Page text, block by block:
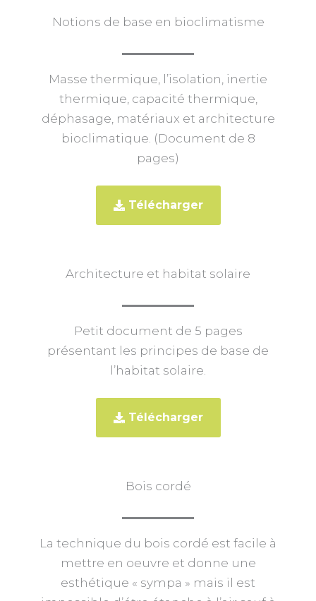
Notions de base en bioclimatisme
Masse thermique, l’isolation, inertie
thermique, capacité thermique,
déphasage, matériaux et architecture
bioclimatique. (Document de 8
pages)
Télécharger
Architecture et habitat solaire
Petit document de 5 pages
présentant les principes de base de
l’habitat solaire.
Télécharger
Bois cordé
La technique du bois cordé est facile à
mettre en oeuvre et donne une
esthétique « sympa » mais il est